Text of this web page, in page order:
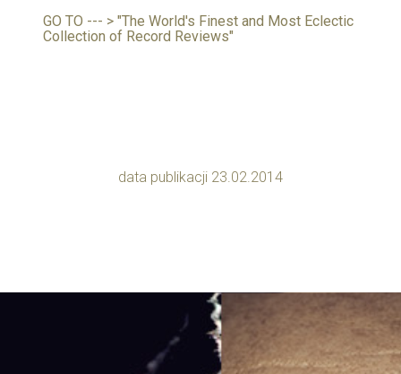
GO TO --- > "The World's Finest and Most Eclectic
Collection of Record Reviews"
data publikacji 23.02.2014